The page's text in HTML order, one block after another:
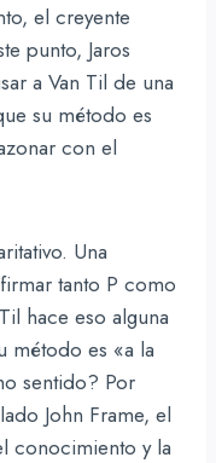
el creyente
punto, Jaros
a Van Til de una
su método es
con el
Una
tanto P como
hace eso alguna
método es «a la
sentido? Por
John Frame, el
conocimiento y la